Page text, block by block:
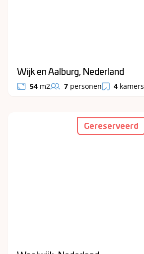
Wijk en Aalburg, Nederland
54 m2 7 personen 4 kamers
Gereserveerd